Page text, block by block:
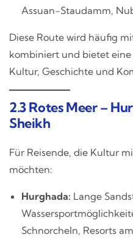
Assuan-Staudamm,
Diese Route wird häufig
kombiniert und bietet
Kultur, Geschichte und
2.3 Rotes Meer –
Sheikh
Für Reisende, die Kultur
möchten:
Hurghada: Lange
Schnorcheln, Resorts